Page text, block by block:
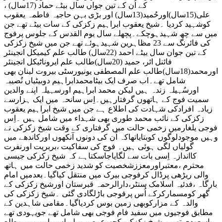
کے اُن کے تین جواں سال بیٹے حماد (17سال) ،
علی(15سال)اورحُمید(13سال) اور بڑی بہن حاجیہ فاطمہ یعقوب
کوشہید کردیا ۔شیخ یعقوب ابراہیم زکزکی کے سات بیٹے تھے جن
میں سے چھ شہیدہوچکے۔پچھلے سال یوم القدس کے جلوس پرفوج
کی فائرنگ سے 23 مظاہرین شہیدہوئے تھے جن میں شیخ زکزکی
کے تین جوان سال بیٹے احمد (22سال) طالب علم کیمیکل انجینئر
فائنل ائر، حمید (20سال)طالب علم ایروناٹیکل انجینئر
اورمحمد(18سال)طالب علم المصطفی یونیورسٹی بیروت لبنان بھی
شامل تھے۔اب صرف ایک بیٹامحمدابراہیم دوبیٹیاں نُصیبہ
اورسُہیلہ زندہ ہیں لیکن محمد ابراہیم اورسہیلہ اپنے والدین
سمیت فوج کے ہاتھوں گرفتارہیں۔اِس سانحہ میں ایک ہزارسے
زیادہ افرادکی شہادت کی اطلاع ہے جن میں شیخ ابراہیم یعقوب
زکزکی کے نائب محمد طوری بھی شہداء میں شامل ہیں ۔اِس
فوجی یلغارمیں زخمی حالت میں گرفتاری کے وقت شیخ زکزکی نے
وہیں موجودلوگوں کوبتایاتھاکہ اُن کی دونوں آنکھوں اورکاندھے میں
گولیاں لگی ہوئی ہیں۔ فوج کی سفاکیت ،بربریت اورنفرت
کااندازہ اِسی بات سے لگایاجاسکتاہے کہ شیخ زکزکی جیسی
محترم ،معتبراورمعززشخصیت کو شدید زخمی حالت میں ہاتھ
والی ریڑھی پرڈال کرفوجی بیرک میں منتقل کیاگیا۔بعدمیں امام
بارگاہ ،فدئیہ اسلامک سنٹر،دارالرحمہ قبرستان اورشیخ زکزکی کے
گھر کومسمارکرکے اُس پرفوجی باڑلگادی گئی ۔شیخ زکزکی کی
والدہ کے مزارکوبھی زمین بوس کردیاگیا۔مقامی شاہدین کے
مطابق فوجیوں میں سفید فام فوجی بھی شامل تھے جویہودی تھے